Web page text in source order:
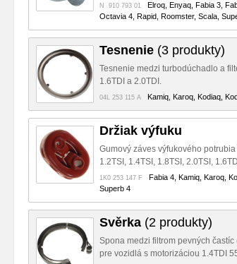
N 910 793 01 Elroq, Enyaq, Fabia 3,
Octavia 4, Rapid, Roomster, Scala,
Tesnenie (3 produkty)
Tesnenie medzi turbodúchadlo a
1.6TDI a 2.0TDI.
04L 253 115 A Kamiq, Karoq, Kodiaq,
Držiak výfuku
Gumový záves výfukového
1.2TSI, 1.4TSI, 1.8TSI, 2.0TSI,
1K0 253 147 F Fabia 4, Kamiq, Karoq,
Superb 4
Svěrka (2 produkty)
Spona medzi filtrom pevných
pre vozidlá s motorizáciou 1.4TDI